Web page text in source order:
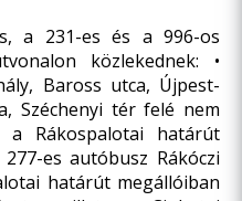
a 231-es és a 996-os
közlekednek: •
Baross utca, Újpest-
Széchenyi tér felé nem
Rákospalotai határút
es autóbusz Rákóczi
határút megállóiban